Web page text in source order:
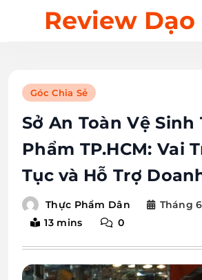
Review Dạo
Góc Chia Sẻ
Sở An Toàn Vệ Sinh
Phẩm TP.HCM: Vai
Tục và Hỗ Trợ
Thực Phẩm Dân
Tháng 6
13 mins
0